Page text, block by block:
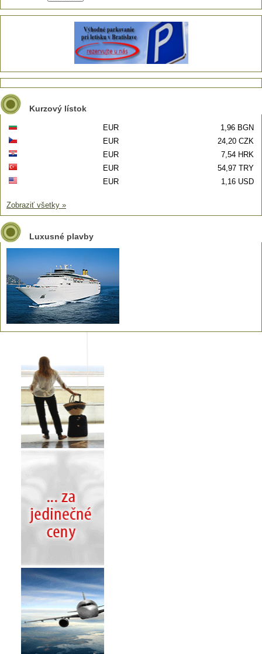
Kurzový lístok
EUR
1,96 BGN
EUR
24,20 CZK
EUR
7,54 HRK
EUR
54,97 TRY
EUR
1,16 USD
Zobraziť všetky »
Luxusné plavby